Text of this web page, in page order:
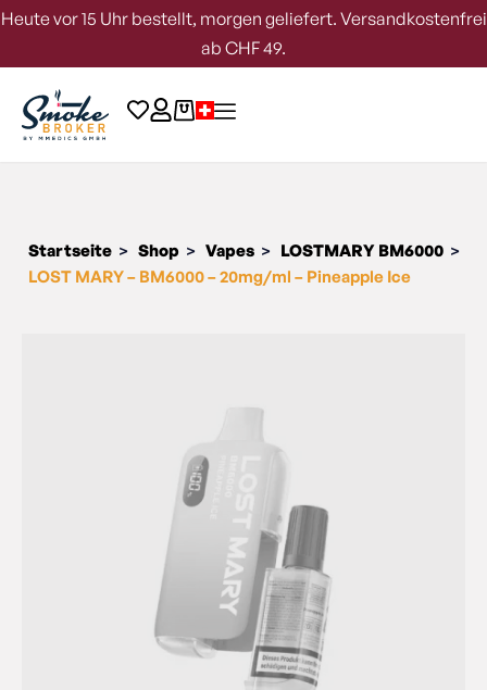
Heute vor 15 Uhr bestellt, morgen geliefert. Versandkostenfrei
ab CHF 49.
Startseite > Shop > Vapes > LOSTMARY BM6000 >
LOST MARY – BM6000 – 20mg/ml – Pineapple Ice